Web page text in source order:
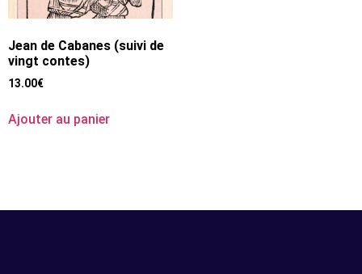
Jean de Cabanes (suivi de
vingt contes)
13.00€
Ajouter au panier